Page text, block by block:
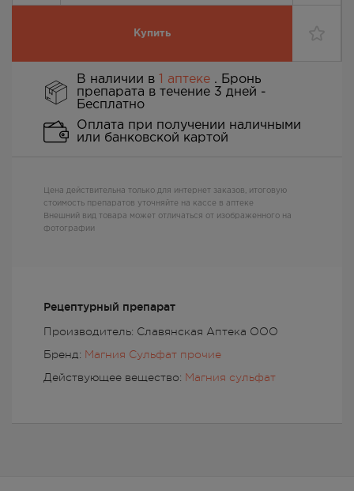
Купить
Рецептурный препарат
Производитель: Славянская Аптека ООО
Бренд: Магния Сульфат прочие
Действующее вещество: Магния сульфат
В наличии в 1 аптеке . Бронь
препарата в течение 3 дней -
Бесплатно
Оплата при получении наличными
или банковской картой
Цена действительна только для интернет заказов, итоговую
стоимость препаратов уточняйте на кассе в аптеке
Внешний вид товара может отличаться от изображенного на
фотографии